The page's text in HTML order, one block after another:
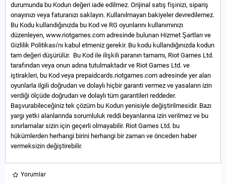
durumunda bu Kodun değeri iade edilmez. Orijinal satış fişinizi, sipariş
onayınızı veya faturanızı saklayın. Kullanılmayan bakiyeler devredilemez.
Bu Kodu kullandığınızda bu Kod ve RG oyunlarını kullanımınızı
düzenleyen, www.riotgames.com adresinde bulunan Hizmet Şartları ve
Gizlilik Politikası'nı kabul etmeniz gerekir. Bu kodu kullandığınızda kodun
tam değeri düşürülür. Bu Kod ile ilişkili paranın tamamı, Riot Games Ltd.
tarafından veya onun adına tutulmaktadır ve Riot Games Ltd. ve
iştirakleri, bu Kod veya prepaidcards.riotgames.com adresinde yer alan
oyunlarla ilgili doğrudan ve dolaylı hiçbir garanti vermez ve yasaların izin
verdiği ölçüde doğrudan ve dolaylı tüm garantileri reddeder.
Başvurabileceğiniz tek çözüm bu Kodun yenisiyle değiştirilmesidir. Bazı
yargı yetki alanlarında sorumluluk reddi beyanlarına izin verilmez ve bu
sınırlamalar sizin için geçerli olmayabilir. Riot Games Ltd. bu
hükümlerden herhangi birini herhangi bir zaman ve önceden haber
vermeksizin değiştirebilir.
Yorumlar